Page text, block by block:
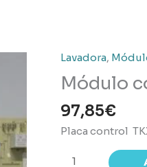
Lavadora,
Módulo
97,85€
Placa control
Módulo